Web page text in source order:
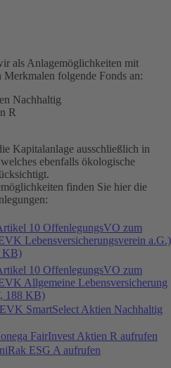
als Anlagemöglichkeiten mit
folgende Fonds an:
Nachhaltig
R
Kapitalanlage ausschließlich in
ebenfalls ökologische
finden Sie hier die
10 OffenlegungsVO zum
Lebensversicherungsverein a.G.)
KB)
10 OffenlegungsVO zum
Allgemeine Lebensversicherung
188 KB)
SmartSelect Aktien Nachhaltig
FairInvest Aktien R aufrufen
ESG A aufrufen